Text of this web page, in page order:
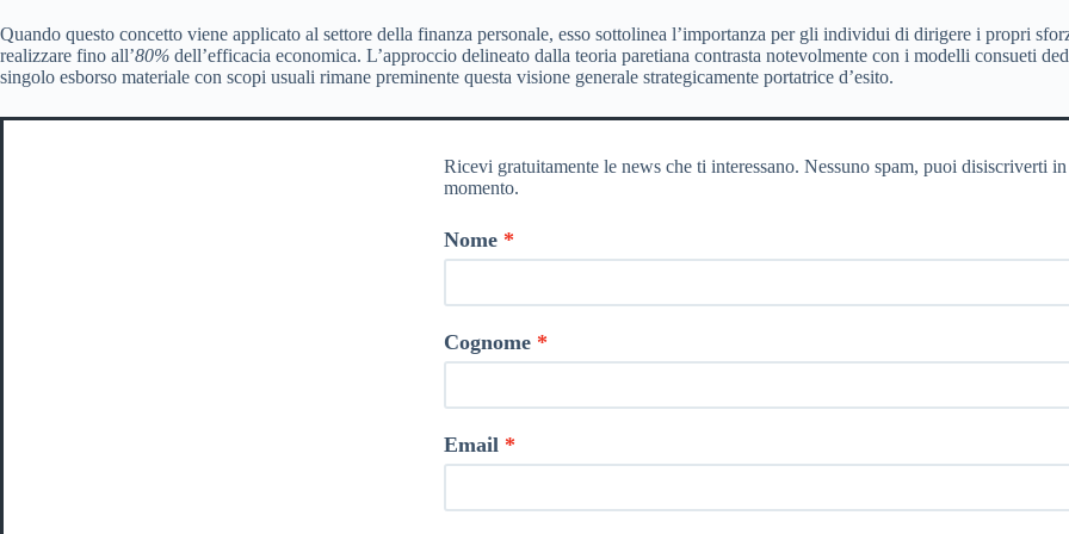
Quando questo concetto viene applicato al settore della finanza personale, esso sottolinea l’importanza per gli individui di dirigere i propri
realizzare fino all’80% dell’efficacia economica. L’approccio delineato dalla teoria paretiana contrasta notevolmente con i modelli consueti
singolo esborso materiale con scopi usuali rimane preminente questa visione generale strategicamente portatrice d’esito.
Ricevi gratuitamente le news che ti interessano. Nessuno spam, puoi disiscriverti
momento.
Nome
Cognome
Email